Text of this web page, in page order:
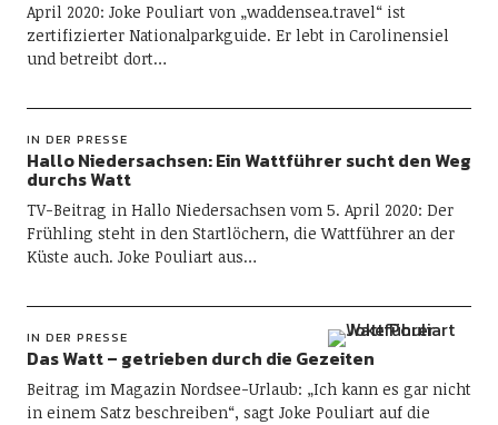
April 2020: Joke Pouliart von „waddensea.travel“ ist
zertifizierter Nationalparkguide. Er lebt in Carolinensiel
und betreibt dort…
IN DER PRESSE
Hallo Niedersachsen: Ein Wattführer sucht den Weg
durchs Watt
TV-Beitrag in Hallo Niedersachsen vom 5. April 2020: Der
Frühling steht in den Startlöchern, die Wattführer an der
Küste auch. Joke Pouliart aus…
IN DER PRESSE
Das Watt – getrieben durch die Gezeiten
Beitrag im Magazin Nordsee-Urlaub: „Ich kann es gar nicht
in einem Satz beschreiben“, sagt Joke Pouliart auf die